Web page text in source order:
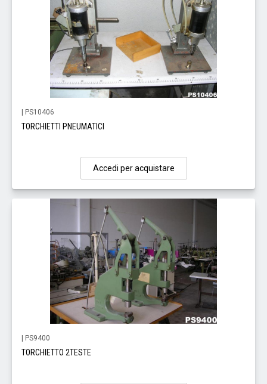
| PS10406
TORCHIETTI PNEUMATICI
Accedi per acquistare
| PS9400
TORCHIETTO 2TESTE